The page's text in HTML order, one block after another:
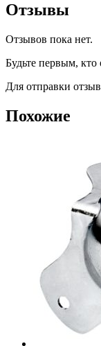
Отзывы
Отзывов пока нет.
Будьте первым,
Для отправки
Похожие